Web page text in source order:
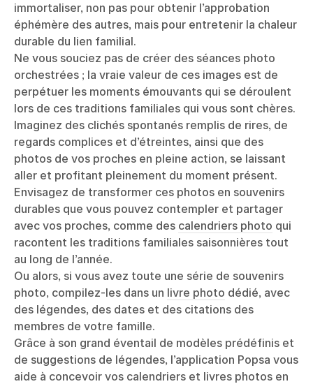
immortaliser, non pas pour obtenir l’approbation
éphémère des autres, mais pour entretenir la chaleur
durable du lien familial.
Ne vous souciez pas de créer des séances photo
orchestrées ; la vraie valeur de ces images est de
perpétuer les moments émouvants qui se déroulent
lors de ces traditions familiales qui vous sont chères.
Imaginez des clichés spontanés remplis de rires, de
regards complices et d’étreintes, ainsi que des
photos de vos proches en pleine action, se laissant
aller et profitant pleinement du moment présent.
Envisagez de transformer ces photos en souvenirs
durables que vous pouvez contempler et partager
avec vos proches, comme des calendriers photo qui
racontent les traditions familiales saisonnières tout
au long de l’année.
Ou alors, si vous avez toute une série de souvenirs
photo, compilez-les dans un livre photo dédié, avec
des légendes, des dates et des citations des
membres de votre famille.
Grâce à son grand éventail de modèles prédéfinis et
de suggestions de légendes, l’application Popsa vous
aide à concevoir vos calendriers et livres photos en